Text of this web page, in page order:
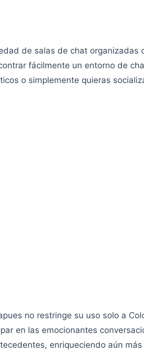
de salas de chat
fácilmente un entorno de
o simplemente quieras
no restringe su uso solo a
en las emocionantes
enriqueciendo aún